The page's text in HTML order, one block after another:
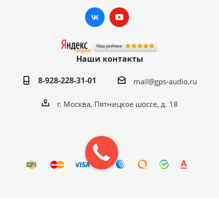
Наши контакты
8-928-228-31-01
mail@gps-audio.ru
г. Москва, Пятницкое шоссе, д. 18